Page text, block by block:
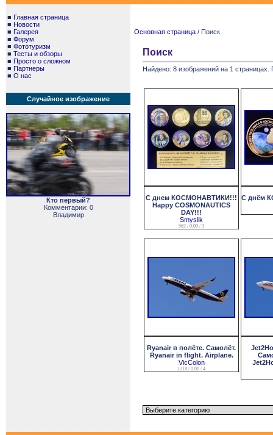
■ Главная страница
■ Новости
■ Галерея
■ Форум
■ Фототуризм
■ Тесты и обзоры
■ Просто о сложном
■ Партнеры
■ О нас
Случайное изображение
Кто первый?
Комментарии: 0
Владимир
Основная страница / Поиск
Поиск
Найдено: 8 изображений на 1 страницах.
С днем КОСМОНАВТИКИ!!!
Happy COSMONAUTICS
DAY!!!
Smyslik
562 / 0.00 / 3
С днём
Ryanair в полёте. Самолёт.
Ryanair in flight. Airplane.
VicColon
1218 / 0.00 / 4